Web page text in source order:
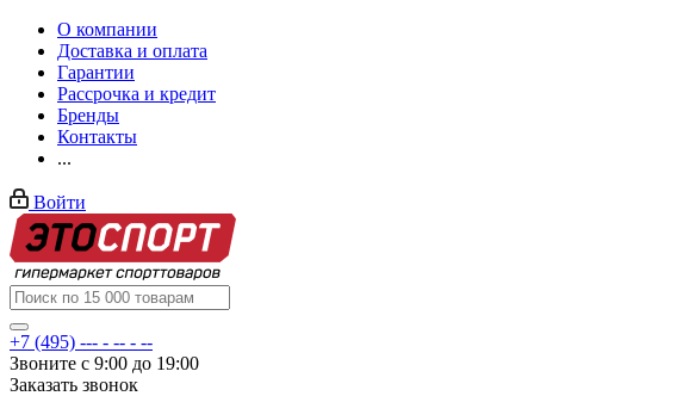
О компании
Доставка и оплата
Гарантии
Рассрочка и кредит
Бренды
Контакты
...
Войти
+7 (495) --- - -- - --
Звоните с 9:00 до 19:00
Заказать звонок